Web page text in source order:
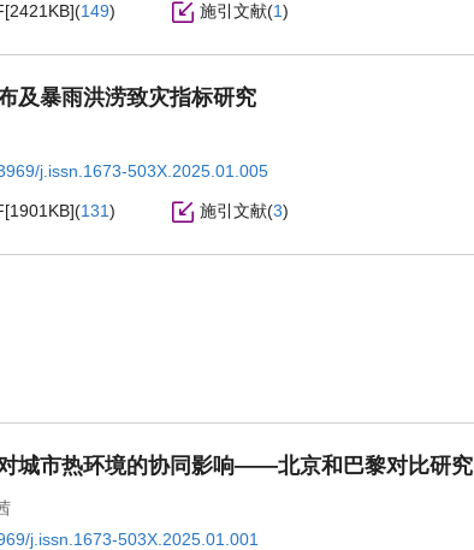
2421KB](149) 施引文献(1)
及暴雨洪涝致灾指标研究
j.issn.1673-503X.2025.01.005
1901KB](131) 施引文献(3)
城市热环境的协同影响——北京和巴黎对比研究
j.issn.1673-503X.2025.01.001